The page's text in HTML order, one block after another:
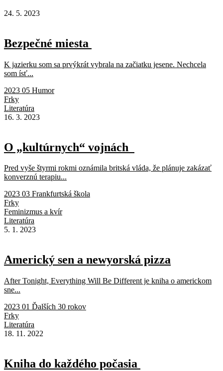
24. 5. 2023
Bezpečné miesta
K jazierku som sa prvýkrát vybrala na začiatku jesene. Nechcela
som ísť...
2023 05 Humor
Frky
Literatúra
16. 3. 2023
O „kultúrnych“ vojnách
Pred vyše štyrmi rokmi oznámila britská vláda, že plánuje zakázať
konverznú terapiu...
2023 03 Frankfurtská škola
Frky
Feminizmus a kvír
Literatúra
5. 1. 2023
Americký sen a newyorská pizza
After Tonight, Everything Will Be Different je kniha o americkom
sne...
2023 01 Ďalších 30 rokov
Frky
Literatúra
18. 11. 2022
Kniha do každého počasia